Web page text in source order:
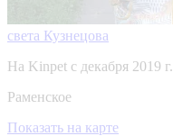
света Кузнецова
На Kinpet c декабря 2019 г.
Раменское
Показать на карте